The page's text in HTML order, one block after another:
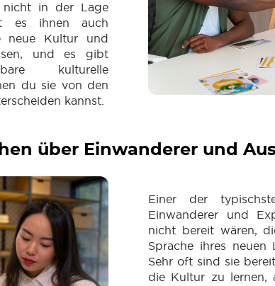
in der Lage
es ihnen auch
neue Kultur und
und es gibt
kulturelle
du sie von den
kannst.
über Einwanderer und
Einer der
Einwanderer und
nicht bereit wären,
Sprache ihres neuen
Sehr oft sind sie
die Kultur zu lernen,